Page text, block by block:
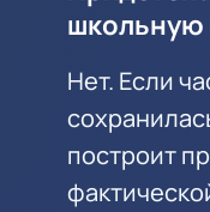
школьную
Нет. Если
построит